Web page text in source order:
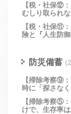
【税・社保⑫
むしり取られ
【税・社保⑪
険と『人生防御
防災備蓄
【掃除考察⑨
時に「探さな
【掃除考察⑤
けで、生存率